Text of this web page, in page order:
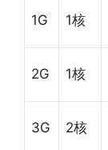
1G 1核
2G 1核
3G 2核